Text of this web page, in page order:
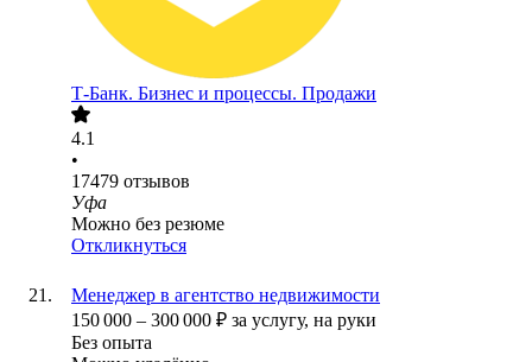
Т-Банк. Бизнес и процессы. Продажи
4.1
•
17479 отзывов
Уфа
Можно без резюме
Откликнуться
Менеджер в агентство недвижимости
150 000 – 300 000 ₽ за услугу, на руки
Без опыта